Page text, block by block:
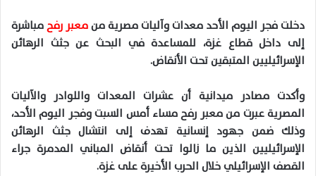
دخلت فجر اليوم الأحد معدات وآليات مصرية منمعبر رفحمباشرة
إلى داخل قطاع غزة، للمساعدة في البحث عن جثث الرهائن
الإسرائيليين المتبقين تحت الأنقاض.
وأكدت مصادر ميدانية أن عشرات المعدات واللوادر والآليات
المصرية عبرت من معبر رفح مساء أمس السبت وفجر اليوم الأحد،
وذلك ضمن جهود إنسانية تهدف إلى انتشال جثث الرهائن
الإسرائيليين الذين ما زالوا تحت أنقاض المباني المدمرة جراء
القصف الإسرائيلي خلال الحرب الأخيرة على غزة.